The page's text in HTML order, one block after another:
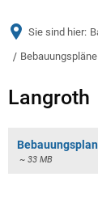
Sie sind hier:
Bebauungspläne
Langroth
Langroth
~ 33 MB